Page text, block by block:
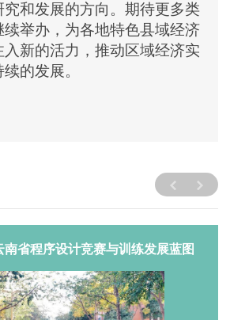
和发展的方向。期待更多类
举办，为各地特色县域经济
新的活力，推动区域经济实
的发展。
省程序设计竞赛与训练发展蓝图